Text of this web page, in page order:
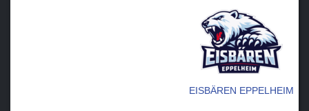
EISBÄREN EPPELHEIM